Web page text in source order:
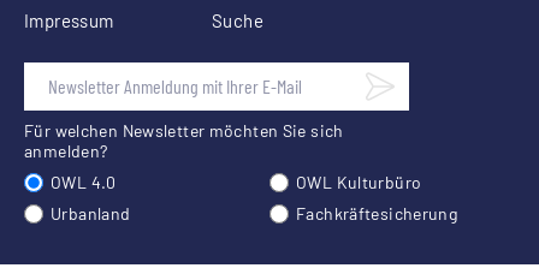
Impressum
Suche
Für welchen Newsletter möchten Sie sich
anmelden?
OWL 4.0
OWL Kulturbüro
Urbanland
Fachkräftesicherung